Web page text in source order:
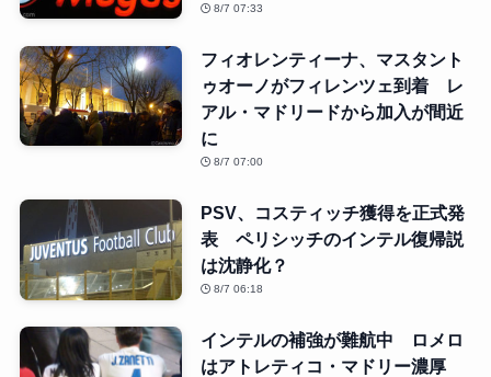
8/7 07:33
フィオレンティーナ、マスタント
ゥオーノがフィレンツェ到着 レ
アル・マドリードから加入が間近
に
8/7 07:00
PSV、コスティッチ獲得を正式発
表 ペリシッチのインテル復帰説
は沈静化？
8/7 06:18
インテルの補強が難航中 ロメロ
はアトレティコ・マドリー濃厚